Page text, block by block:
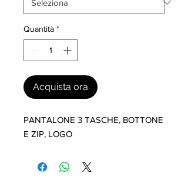
Quantità *
Acquista ora
PANTALONE 3 TASCHE, BOTTONE
E ZIP, LOGO